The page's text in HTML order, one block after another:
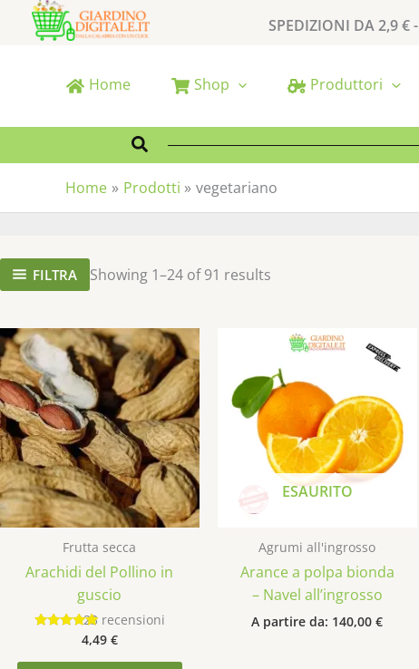
SPEDIZIONI DA 2,9 € -
Home Shop Produttori
Cerca
Home Prodotti vegetariano
FILTRA Showing 1–24 of 91 results
Frutta secca
Arachidi del Pollino in
guscio
Valutato
su 5
23recensioni
4,49 €
ESAURITO
Agrumi all'ingrosso
Arance a polpa bionda
– Navel all’ingrosso
A partire da: 140,00€
Questo
prodotto
ha
più
varianti.
Le
opzioni
possono
scelte
nella
pagina
del
prodotto